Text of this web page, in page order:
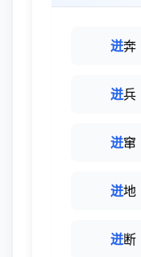
迸奔
迸兵
迸窜
迸地
迸断